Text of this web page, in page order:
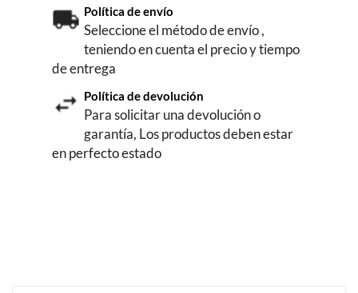
Política de envío
Seleccione el método de envío ,
teniendo en cuenta el precio y tiempo
de entrega
Política de devolución
Para solicitar una devolución o
garantía, Los productos deben estar
en perfecto estado